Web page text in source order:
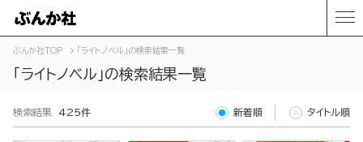
ぶんか社TOP 「ライトノベル」の検索結果一覧
「ライトノベル」の検索結果一覧
検索結果 425件 新着順 タイトル順